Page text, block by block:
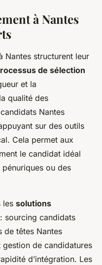
à Nantes
Nantes structurent leur
de sélection
et la
qualité des
Nantes
sur des outils
Cela permet aux
le candidat idéal
ou des
les solutions
: sourcing candidats
de têtes Nantes
gestion de candidatures
d’intégration. Les